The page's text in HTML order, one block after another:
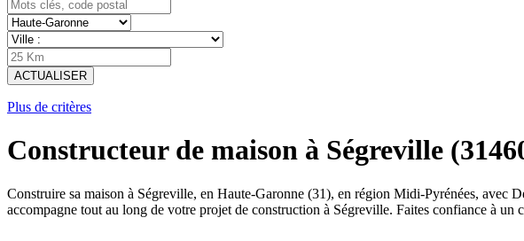
ACTUALISER
Plus de critères
Constructeur de maison à Ségreville
Construire sa maison à Ségreville, en Haute-Garonne (31), en région Midi-Pyrénées, avec
accompagne tout au long de votre projet de construction à Ségreville. Faites confiance à